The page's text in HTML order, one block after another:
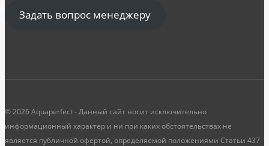
Задать вопрос менеджеру
© 2026 Aquaperfect - Данный сайт носит исключительно
информационный характер и ни при каких обстоятельствах не
является публичной офертой, определяемой положениями Статьи 437